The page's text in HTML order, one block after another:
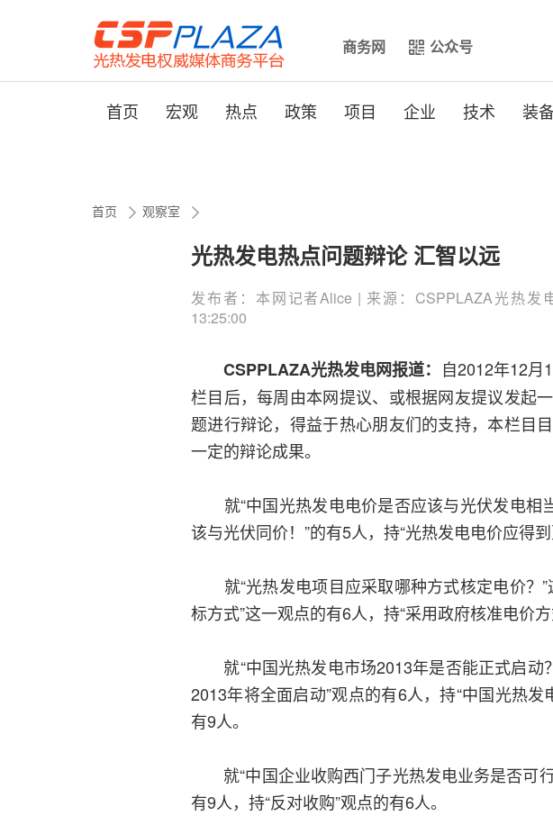
商务网 公众号
首页 宏观 热点 政策 项目 企业 技术 装
首页 观察室
光热发电热点问题辩论 汇智以远
发布者：本网记者Alice | 来源：CSPPLAZA光热发
13:25:00
CSPPLAZA光热发电网报道： 自2012年12月
栏目后，每周由本网提议、或根据网友提议发起
题进行辩论，得益于热心朋友们的支持，本栏目
一定的辩论成果。
就“中国光热发电电价是否应该与光伏发电相
该与光伏同价！”的有5人，持“光热发电电价应得
就“光热发电项目应采取哪种方式核定电价？”
标方式”这一观点的有6人，持“采用政府核准电价方
就“中国光热发电市场2013年是否能正式启动
2013年将全面启动”观点的有6人，持“中国光热
有9人。
就“中国企业收购西门子光热发电业务是否可行
有9人，持“反对收购”观点的有6人。